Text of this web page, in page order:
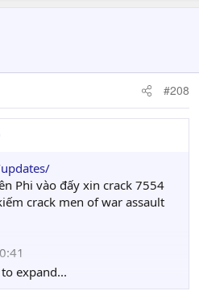
#208
Phi vào đấy xin crack 7554
crack men of war assault
expand...